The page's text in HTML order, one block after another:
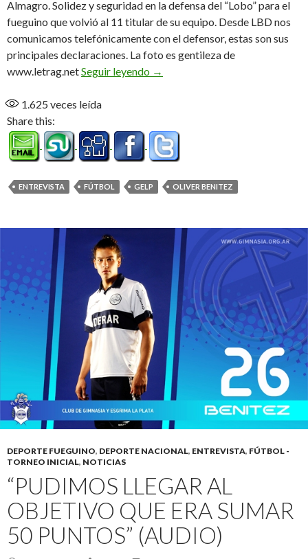
Almagro. Solidez y seguridad en la defensa del “Lobo” para el
fueguino que volvió al 11 titular de su equipo. Desde LBD nos
comunicamos telefónicamente con el defensor, estas son sus
principales declaraciones. La foto es gentileza de
www.letrag.netSeguir leyendo Titular y figura (Audio)
→
1.625 veces leída
Share this:
ENTREVISTA FÚTBOL GELP OLIVER BENITEZ
DEPORTE FUEGUINO, DEPORTE NACIONAL, ENTREVISTA, FÚTBOL -
TORNEO INICIAL, NOTICIAS
“PUDIMOS LLEGAR AL
OBJETIVO QUE ERA SUMAR
50 PUNTOS” (AUDIO)